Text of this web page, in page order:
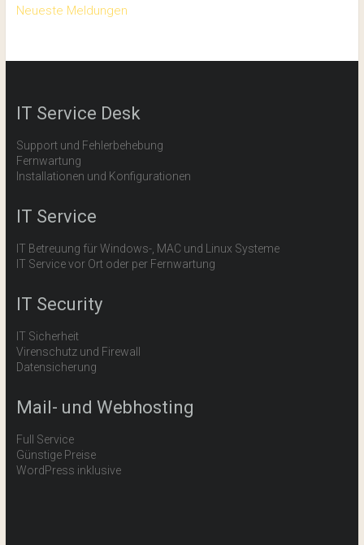
Neueste Meldungen
IT Service Desk
Support und Fehlerbehebung
Fernwartung
Installationen und Konfigurationen
IT Service
IT Betreuung für Windows-, MAC und Linux Systeme
IT Service vor Ort oder per Fernwartung
IT Security
IT Sicherheit
Virenschutz und Firewall
Datensicherung
Mail- und Webhosting
Full Service
Günstige Preise
WordPress inklusive